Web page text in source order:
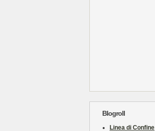
Blogroll
Linea di Confine